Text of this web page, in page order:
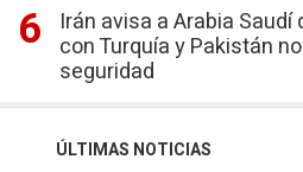
Irán avisa a Arabia
con Turquía y Pakistán
seguridad
ÚLTIMAS NOTICIAS